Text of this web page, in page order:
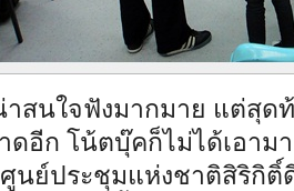
สนใจฟังมากมาย แต่สุด
ดอีก โน้ตบุ๊คก็ไม่ได้เอาม
นย์ประชุมแห่งชาติสิริกิติ์